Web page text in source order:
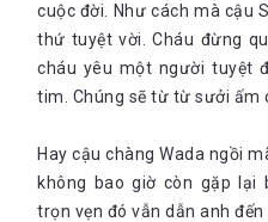
cuộc đời. Như cách mà cậu
thứ tuyệt vời. Cháu đừng
cháu yêu một người tuyệt
tim. Chúng sẽ từ từ sưởi ấm
Hay cậu chàng Wada ngồi
không bao giờ còn gặp lại
trọn vẹn đó vẫn dẫn anh